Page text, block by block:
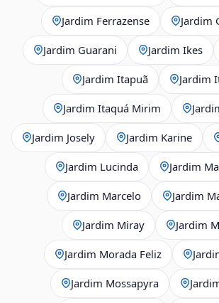
Jardim Ferrazense Jardim
Jardim Guarani Jardim Ikes
Jardim Itapuã Jardim
Jardim Itaquá Mirim
Jardim Josely Jardim Karine
Jardim Lucinda Jardim
Jardim Marcelo Jardim
Jardim Miray Jardim
Jardim Morada Feliz
Jardim Mossapyra